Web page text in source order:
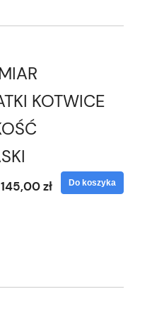
KOTWICE
145,00 zł Do koszyka